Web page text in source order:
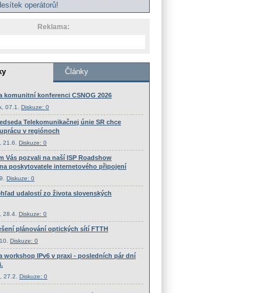
operátorů!
Reklama: